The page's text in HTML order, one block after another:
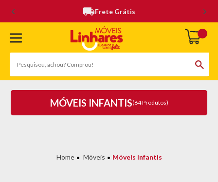
Frete Grátis
MÓVEIS INFANTIS(64 Produtos)
Móveis Móveis Infantis